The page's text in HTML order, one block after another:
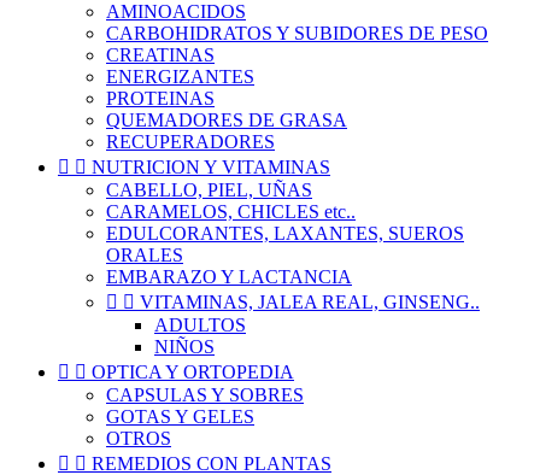
AMINOACIDOS
CARBOHIDRATOS Y SUBIDORES DE PESO
CREATINAS
ENERGIZANTES
PROTEINAS
QUEMADORES DE GRASA
RECUPERADORES
  NUTRICION Y VITAMINAS
CABELLO, PIEL, UÑAS
CARAMELOS, CHICLES etc..
EDULCORANTES, LAXANTES, SUEROS
ORALES
EMBARAZO Y LACTANCIA
  VITAMINAS, JALEA REAL, GINSENG..
ADULTOS
NIÑOS
  OPTICA Y ORTOPEDIA
CAPSULAS Y SOBRES
GOTAS Y GELES
OTROS
  REMEDIOS CON PLANTAS